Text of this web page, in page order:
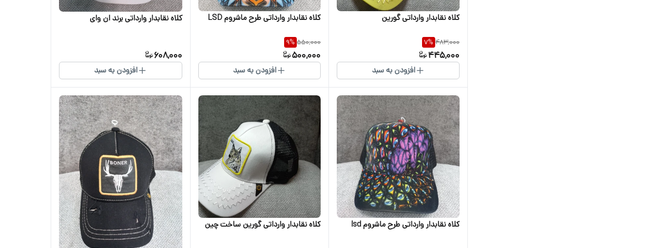
کلاه نقابدار وارداتی گورین
483,000
7%
445,000
افزودن به سبد
کلاه نقابدار وارداتی طرح ماشروم LSD
550,000
9%
500,000
افزودن به سبد
کلاه نقابدار وارداتی برند ان وای
608,000
افزودن به سبد
کلاه نقابدار وارداتی طرح ماشروم lsd کلاه نقابدار وارداتی گورین ساخت چین